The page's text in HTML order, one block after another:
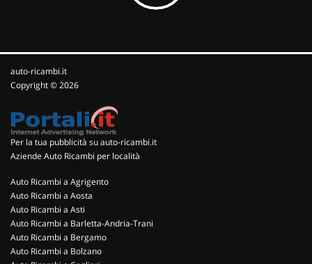
auto-ricambi.it
Copyright © 2026
Per la tua pubblicità su auto-ricambi.it
Aziende Auto Ricambi per località
Auto Ricambi a Agrigento
Auto Ricambi a Aosta
Auto Ricambi a Asti
Auto Ricambi a Barletta-Andria-Trani
Auto Ricambi a Bergamo
Auto Ricambi a Bolzano